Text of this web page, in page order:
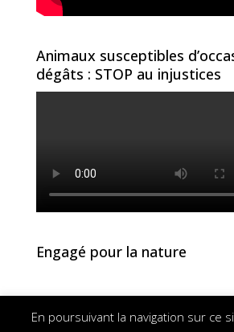
Animaux susceptibles
dégâts : STOP au injustices
Engagé pour la nature
En poursuivant la navigation sur ce